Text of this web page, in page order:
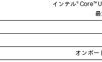
インテル® Core™
オンボー